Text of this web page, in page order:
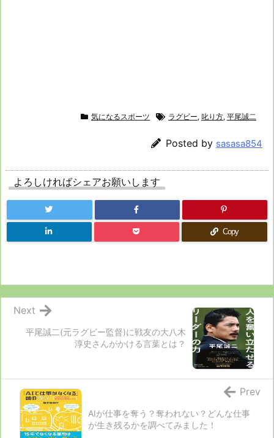
気になるスポーツ ラグビー, 叱り方, 平尾誠二
Posted by sasasa854
よろしければシェアお願いします
Copy
平尾誠二(元ラグビー監督)に戦友の大八木
淳史さんがかける言葉とは？
Next
AIが仕事を奪う？奪われない？どんな仕事
が生き残るかを調べてみました！
Prev